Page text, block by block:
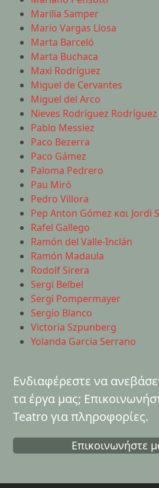
Marilia Samper
Mario Vargas Llosa
Marta Barceló
Marta Buchaca
Maxi Rodríguez
Miguel de Cervantes
Miguel del Arco
Nieves Rodríguez Rodríguez
Pablo Messiez
Paco Bezerra
Paco Gámez
Paloma Pedrero
Pau Miró
Pedro Villora
Pep Anton Gómez και Jordi
Rafel Gallego
Ramón del Valle-Inclán
Ramón Madaula
Rodolf Sirera
Sergi Belbel
Sergi Pompermayer
Sergio Blanco
Victoria Szpunberg
Yolanda Garcia Serrano
Ενδιαφέρεστε να
τα έργα μας;
Teatro για πληροφορίες.
Επικοινωνήστε